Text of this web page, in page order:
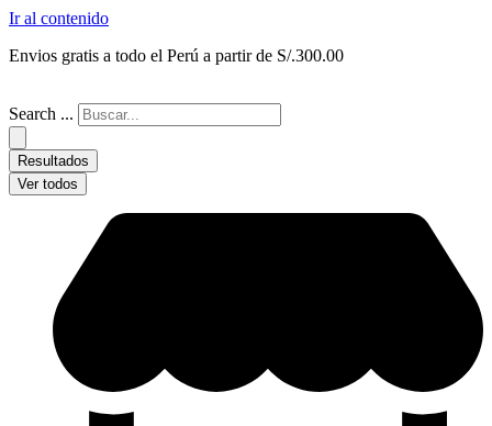
Ir al contenido
Envios gratis a todo el Perú a partir de S/.300.00
Search ...
Resultados
Ver todos